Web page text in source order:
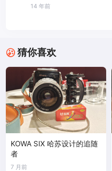
14 年前
猜你喜欢
KOWA SIX 哈苏设计的追随
者
7 月前